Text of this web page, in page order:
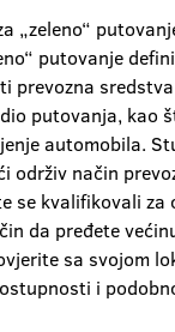
„zeleno“
putovanje
prevozna
putovanja, kao
automobila.
održiv način
se kvalifikovali za
da pređete
sa svojom
i